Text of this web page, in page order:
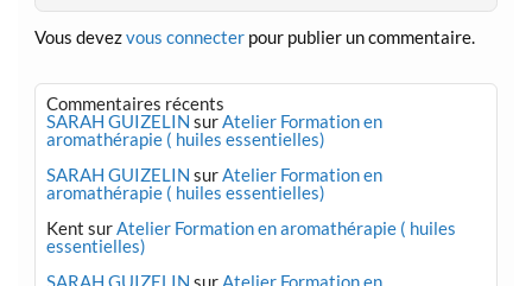
Vous devezvous connecterpour publier un commentaire.
Commentaires récents
SARAH GUIZELIN surAtelier Formation en
aromathérapie ( huiles essentielles)
SARAH GUIZELIN surAtelier Formation en
aromathérapie ( huiles essentielles)
Kent surAtelier Formation en aromathérapie ( huiles
essentielles)
SARAH GUIZELIN sur Atelier Formation en